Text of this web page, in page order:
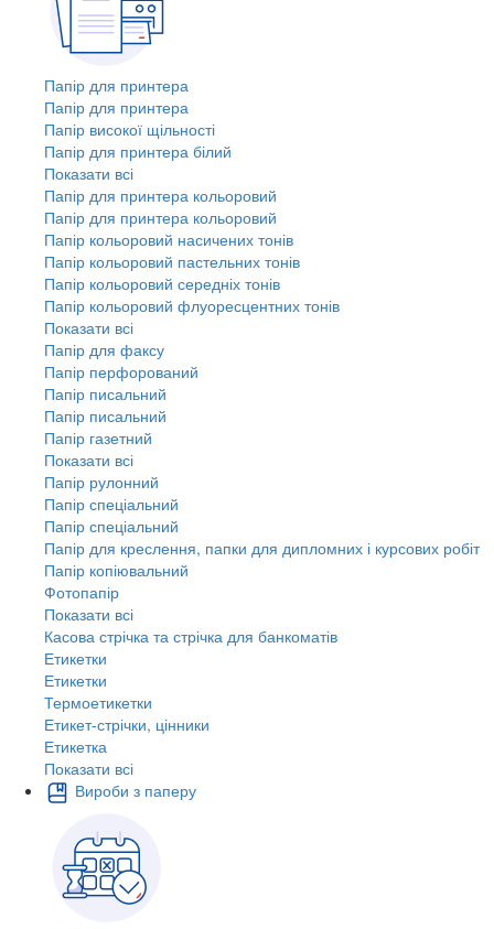
Папір для принтера
Папір для принтера
Папір високої щільності
Папір для принтера білий
Показати всі
Папір для принтера кольоровий
Папір для принтера кольоровий
Папір кольоровий насичених тонів
Папір кольоровий пастельних тонів
Папір кольоровий середніх тонів
Папір кольоровий флуоресцентних тонів
Показати всі
Папір для факсу
Папір перфорований
Папір писальний
Папір писальний
Папір газетний
Показати всі
Папір рулонний
Папір спеціальний
Папір спеціальний
Папір для креслення, папки для дипломних і курсових робіт
Папір копіювальний
Фотопапір
Показати всі
Касова стрічка та стрічка для банкоматів
Етикетки
Етикетки
Термоетикетки
Етикет-стрічки, цінники
Етикетка
Показати всі
Вироби з паперу